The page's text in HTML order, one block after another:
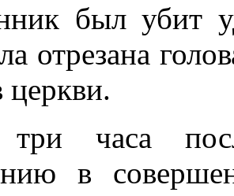
был убит
отрезана
церкви.
три часа
в